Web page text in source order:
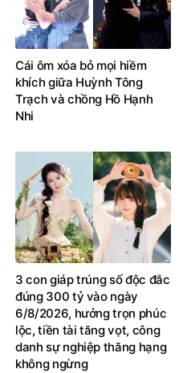
Cái ôm xóa bỏ mọi hiềm
khích giữa Huỳnh Tông
Trạch và chồng Hồ Hạnh
Nhi
3 con giáp trúng số độc đắc
đúng 300 tỷ vào ngày
6/8/2026, hưởng trọn phúc
lộc, tiền tài tăng vọt, công
danh sự nghiệp thăng hạng
không ngừng